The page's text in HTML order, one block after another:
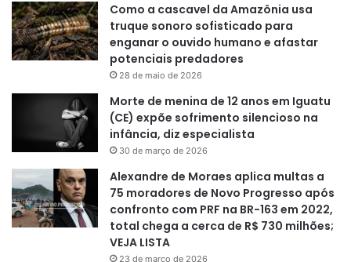
Como a cascavel da Amazônia usa
truque sonoro sofisticado para
enganar o ouvido humano e afastar
potenciais predadores
28 de maio de 2026
Morte de menina de 12 anos em Iguatu
(CE) expõe sofrimento silencioso na
infância, diz especialista
30 de março de 2026
Alexandre de Moraes aplica multas a
75 moradores de Novo Progresso após
confronto com PRF na BR-163 em 2022,
total chega a cerca de R$ 730 milhões;
VEJA LISTA
23 de março de 2026